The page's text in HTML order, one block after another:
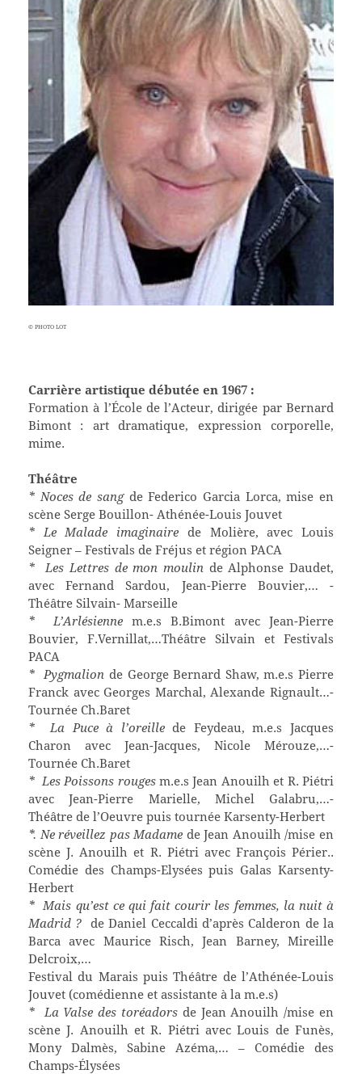
© PHOTO LOT
Carrière artistique débutée en 1967 :
Formation à l’École de l’Acteur, dirigée par Bernard
Bimont : art dramatique, expression corporelle,
mime.
Théâtre
* Noces de sangde Federico Garcia Lorca, mise en
scène Serge Bouillon- Athénée-Louis Jouvet
* Le Malade imaginaire de Molière, avec Louis
Seigner – Festivals de Fréjus et région PACA
* Les Lettres de mon moulin de Alphonse Daudet,
avec Fernand Sardou, Jean-Pierre Bouvier,… -
Théâtre Silvain- Marseille
* L’Arlésiennem.e.s B.Bimont avec Jean-Pierre
Bouvier, F.Vernillat,…Théâtre Silvain et Festivals
PACA
* Pygmalion de George Bernard Shaw, m.e.s Pierre
Franck avec Georges Marchal, Alexande Rignault…-
Tournée Ch.Baret
* La Puce à l’oreillede Feydeau, m.e.s Jacques
Charon avec Jean-Jacques, Nicole Mérouze,…-
Tournée Ch.Baret
* Les Poissons rougesm.e.s Jean Anouilh et R. Piétri
avec Jean-Pierre Marielle, Michel Galabru,…-
Théâtre de l’Oeuvre puis tournée Karsenty-Herbert
*. Ne réveillez pas Madame de Jean Anouilh /mise en
scène J. Anouilh et R. Piétri avec François Périer..
Comédie des Champs-Elysées puis Galas Karsenty-
Herbert
* Mais qu’est ce qui fait courir les femmes, la nuit à
Madrid ? de Daniel Ceccaldi d’après Calderon de la
Barca avec Maurice Risch, Jean Barney, Mireille
Delcroix,…
Festival du Marais puis Théâtre de l’Athénée-Louis
Jouvet (comédienne et assistante à la m.e.s)
* La Valse des toréadors de Jean Anouilh /mise en
scène J. Anouilh et R. Piétri avec Louis de Funès,
Mony Dalmès, Sabine Azéma,… – Comédie des
Champs-Élysées